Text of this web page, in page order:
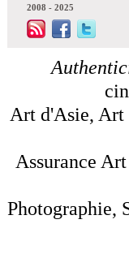
2008 - 2025
Art d'Asie, Art
Assurance
Photographie,